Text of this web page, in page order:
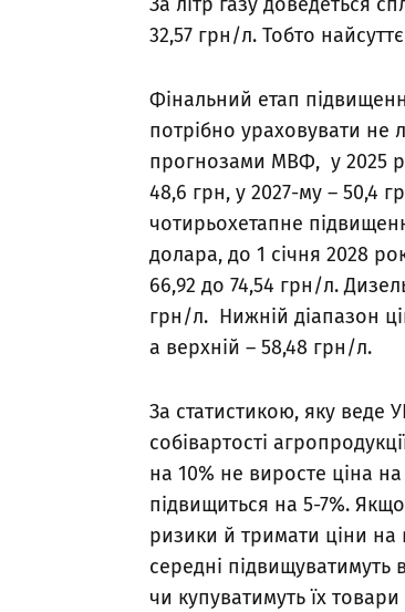
За літр газу доведеться
32,57 грн/л. Тобто
Фінальний етап
потрібно ураховувати не
прогнозами МВФ, у 2025
48,6 грн, у 2027-му – 50,4
чотирьохетапне
долара, до 1 січня 2028
66,92 до 74,54 грн/л.
грн/л. Нижній діапазон
а верхній – 58,48 грн/л.
За статистикою, яку веде
собівартості
на 10% не виросте ціна
підвищиться на 5-7%.
ризики й тримати ціни на
середні підвищуватимуть
чи купуватимуть їх